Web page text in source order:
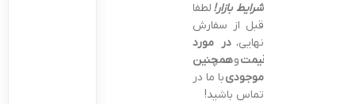
شرایط بازار! لطفا
قبل از سفارش
نهایی،در مورد
قیمتوهمچنین
موجودیبا ما در
تماس باشید!